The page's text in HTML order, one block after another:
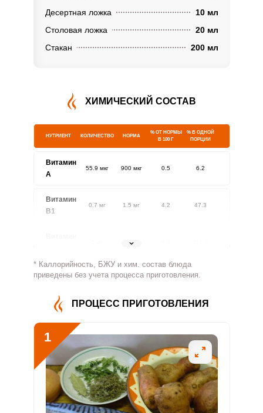
Десертная ложка
10 мл
Столовая ложка
20 мл
Стакан
200 мл
ХИМИЧЕСКИЙ СОСТАВ
НУТРИЕНТ КОЛИЧЕСТВО НОРМА
% ОТ НОРМЫ
В 100 Г
% В ОДНОЙ
ПОРЦИИ
Витамин
A
55.9 мкг 900 мкг 0.5 6.2
Витамин
В1
0.7 мг 1.5 мг 4.2 47.3
1.8 мг
Витамин
363.6 мг 500 мг 6.4 72.7
Витамин
В5
Витамин
В6
4.5 мг 2 мг 20 226.3
Витамин
В9
59 мкг 400 мкг 1.3 14.8
* Каллорийность, БЖУ и хим. состав блюда
приведены без учета процесса приготовления.
ПРОЦЕСС ПРИГОТОВЛЕНИЯ
1